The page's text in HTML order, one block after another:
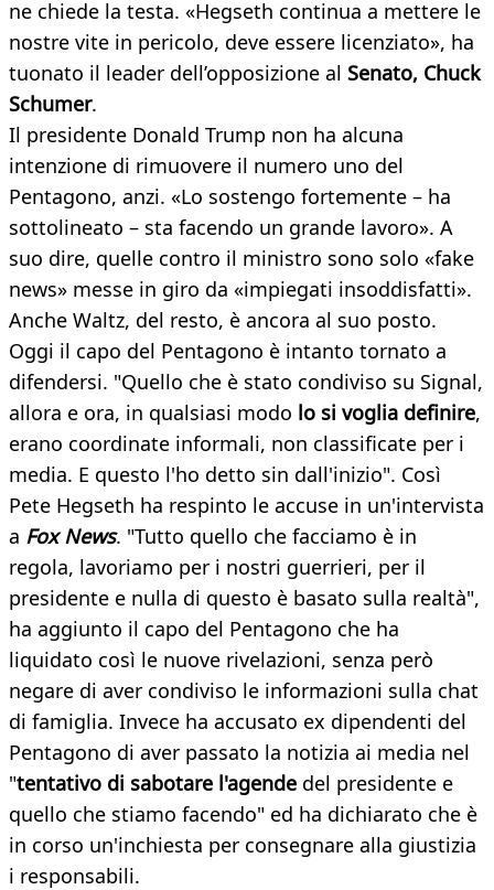
ne chiede la testa. «Hegseth continua a mettere le
nostre vite in pericolo, deve essere licenziato», ha
tuonato il leader dell’opposizione al Senato, Chuck
Schumer.
Il presidente Donald Trump non ha alcuna
intenzione di rimuovere il numero uno del
Pentagono, anzi. «Lo sostengo fortemente – ha
sottolineato – sta facendo un grande lavoro». A
suo dire, quelle contro il ministro sono solo «fake
news» messe in giro da «impiegati insoddisfatti».
Anche Waltz, del resto, è ancora al suo posto.
Oggi il capo del Pentagono è intanto tornato a
difendersi. "Quello che è stato condiviso su Signal,
allora e ora, in qualsiasi modo lo si voglia definire,
erano coordinate informali, non classificate per i
media. E questo l'ho detto sin dall'inizio". Così
Pete Hegseth ha respinto le accuse in un'intervista
a Fox News. "Tutto quello che facciamo è in
regola, lavoriamo per i nostri guerrieri, per il
presidente e nulla di questo è basato sulla realtà",
ha aggiunto il capo del Pentagono che ha
liquidato così le nuove rivelazioni, senza però
negare di aver condiviso le informazioni sulla chat
di famiglia. Invece ha accusato ex dipendenti del
Pentagono di aver passato la notizia ai media nel
"tentativo di sabotare l'agende del presidente e
quello che stiamo facendo" ed ha dichiarato che è
in corso un'inchiesta per consegnare alla giustizia
i responsabili.